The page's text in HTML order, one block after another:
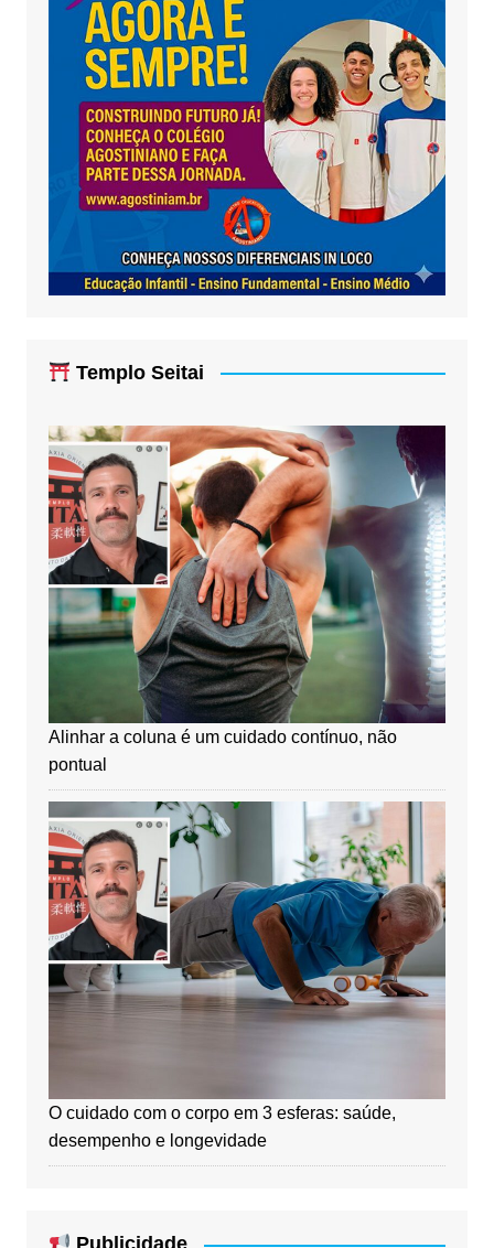
Templo Seitai
Alinhar a coluna é um cuidado contínuo, não
pontual
O cuidado com o corpo em 3 esferas: saúde,
desempenho e longevidade